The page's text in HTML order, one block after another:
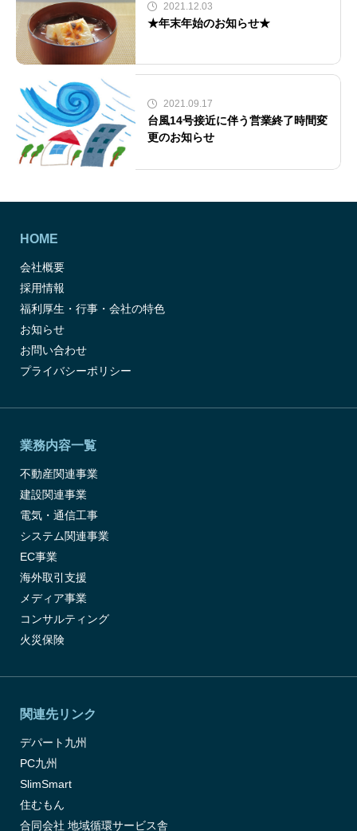
2021.12.03
★年末年始のお知らせ★
2021.09.17
台風14号接近に伴う営業終了時間変
更のお知らせ
HOME
会社概要
採用情報
福利厚生・行事・会社の特色
お知らせ
お問い合わせ
プライバシーポリシー
業務内容一覧
不動産関連事業
建設関連事業
電気・通信工事
システム関連事業
EC事業
海外取引支援
メディア事業
コンサルティング
火災保険
関連先リンク
デパート九州
PC九州
SlimSmart
住むもん
合同会社 地域循環サービス舎